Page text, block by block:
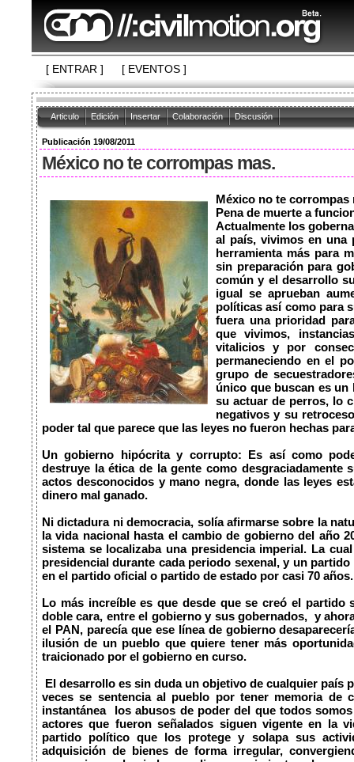
[ EVENTOS ]
[ ENTRAR ]
Articulo Edición Insertar Colaboración Discusión
Publicación 19/08/2011
México no te corrompas mas.
México no te corrompas
Pena de muerte a
Actualmente los
al país, vivimos en una
herramienta más para
sin preparación para
común y el desarrollo
igual se aprueban
políticas así como para
fuera una prioridad
que vivimos,
vitalicios y por
permaneciendo en el
grupo de
único que buscan es
su actuar de perros, lo
negativos y su
poder tal que parece que las leyes no fueron hechas
Un gobierno hipócrita y corrupto: Es así como
destruye la ética de la gente como desgraciadamente
actos desconocidos y mano negra, donde las leyes
dinero mal ganado.
Ni dictadura ni democracia, solía afirmarse sobre la
la vida nacional hasta el cambio de gobierno del año
sistema se localizaba una presidencia imperial. La
presidencial durante cada periodo sexenal, y un
en el partido oficial o partido de estado por casi 70 años.
Lo más increíble es que desde que se creó el partido
doble cara, entre el gobierno y sus gobernados,  y
el PAN, parecía que ese línea de gobierno
ilusión de un pueblo que quiere tener más
traicionado por el gobierno en curso.
veces se sentencia al pueblo por tener memoria de
instantánea  los abusos de poder del que todos
actores que fueron señalados siguen vigente en la
partido político que los protege y solapa sus
adquisición de bienes de forma irregular,